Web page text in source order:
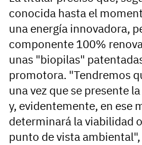
conocida hasta el
una energía innovadora,
componente 100%
unas "biopilas"
promotora. "Tendremos
una vez que se presente
y, evidentemente, en ese
determinará la viabilidad
punto de vista